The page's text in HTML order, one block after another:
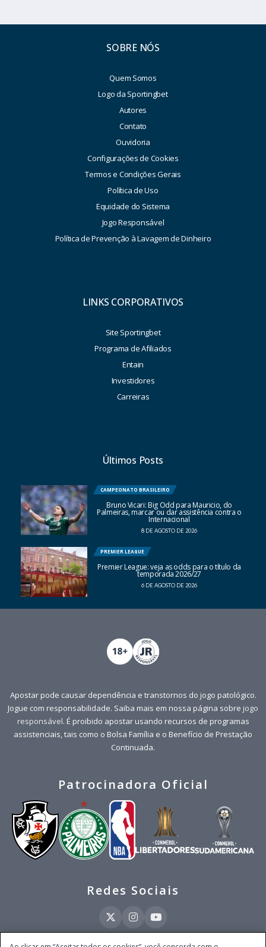
SOBRE NÓS
Quem Somos
Logo da Sportingbet
Autores
Contato
Ouvidoria
Configurações de Cookies
Termos e Condições Gerais
Política de Uso
Equidade do Sistema
Jogo Responsável
Política de Prevenção à Lavagem de Dinheiro
LINKS CORPORATIVOS
Site Sportingbet
Programa de Afiliados
Entain
Investidores
Carreiras
Últimos Posts
CAMPEONATO BRASILEIRO
Bruno Vicari: Big Odd para Mauricio, do
Palmeiras, marcar ou dar assistência contra o
Internacional
8 DE AGOSTO DE 2026
PREMIER LEAGUE
Premier League: veja as odds para o título da
temporada 2026/27
6 DE AGOSTO DE 2026
Apostar pode causar dependência e transtornos do jogo patológico.
Jogue com responsabilidade. Saiba mais em nossa página sobre jogo
responsável. É proibido apostar usando recursos de programas
assistenciais, tais como o Bolsa Família e o Benefício de Prestação
Continuada.
Patrocinadora Oficial
Redes Sociais